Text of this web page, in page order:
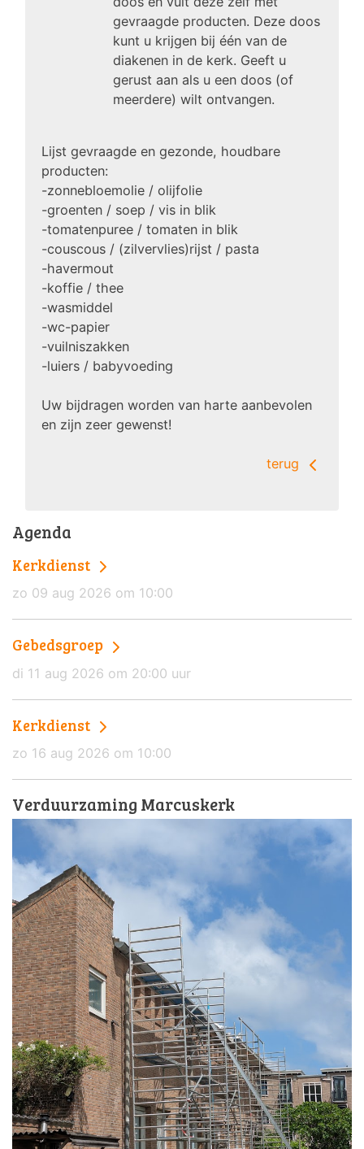
gevraagde producten. Deze doos
kunt u krijgen bij één van de
diakenen in de kerk. Geeft u
gerust aan als u een doos (of
meerdere) wilt ontvangen.
Lijst gevraagde en gezonde, houdbare
producten:
-zonnebloemolie / olijfolie
-groenten / soep / vis in blik
-tomatenpuree / tomaten in blik
-couscous / (zilvervlies)rijst / pasta
-havermout
-koffie / thee
-wasmiddel
-wc-papier
-vuilniszakken
-luiers / babyvoeding
Uw bijdragen worden van harte aanbevolen
en zijn zeer gewenst!
terug
Agenda
Kerkdienst
zo 09 aug 2026 om 10:00
Gebedsgroep
di 11 aug 2026 om 20:00 uur
Kerkdienst
zo 16 aug 2026 om 10:00
Verduurzaming Marcuskerk